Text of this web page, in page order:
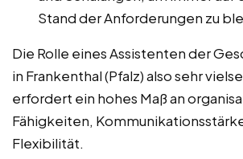
Stand der Anforderungen zu
Die Rolle eines Assistenten der
in Frankenthal (Pfalz) also sehr
erfordert ein hohes Maß an
Fähigkeiten,
Flexibilität.